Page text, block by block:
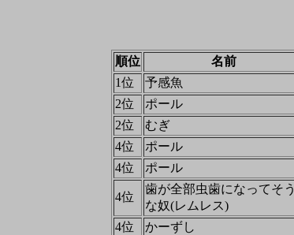
順位 名前
1位
予感魚
2位
ポール
2位
むぎ
4位
ポール
4位
ポール
4位
歯が全部虫歯になってそう
な奴(レムレス)
4位 かーずし